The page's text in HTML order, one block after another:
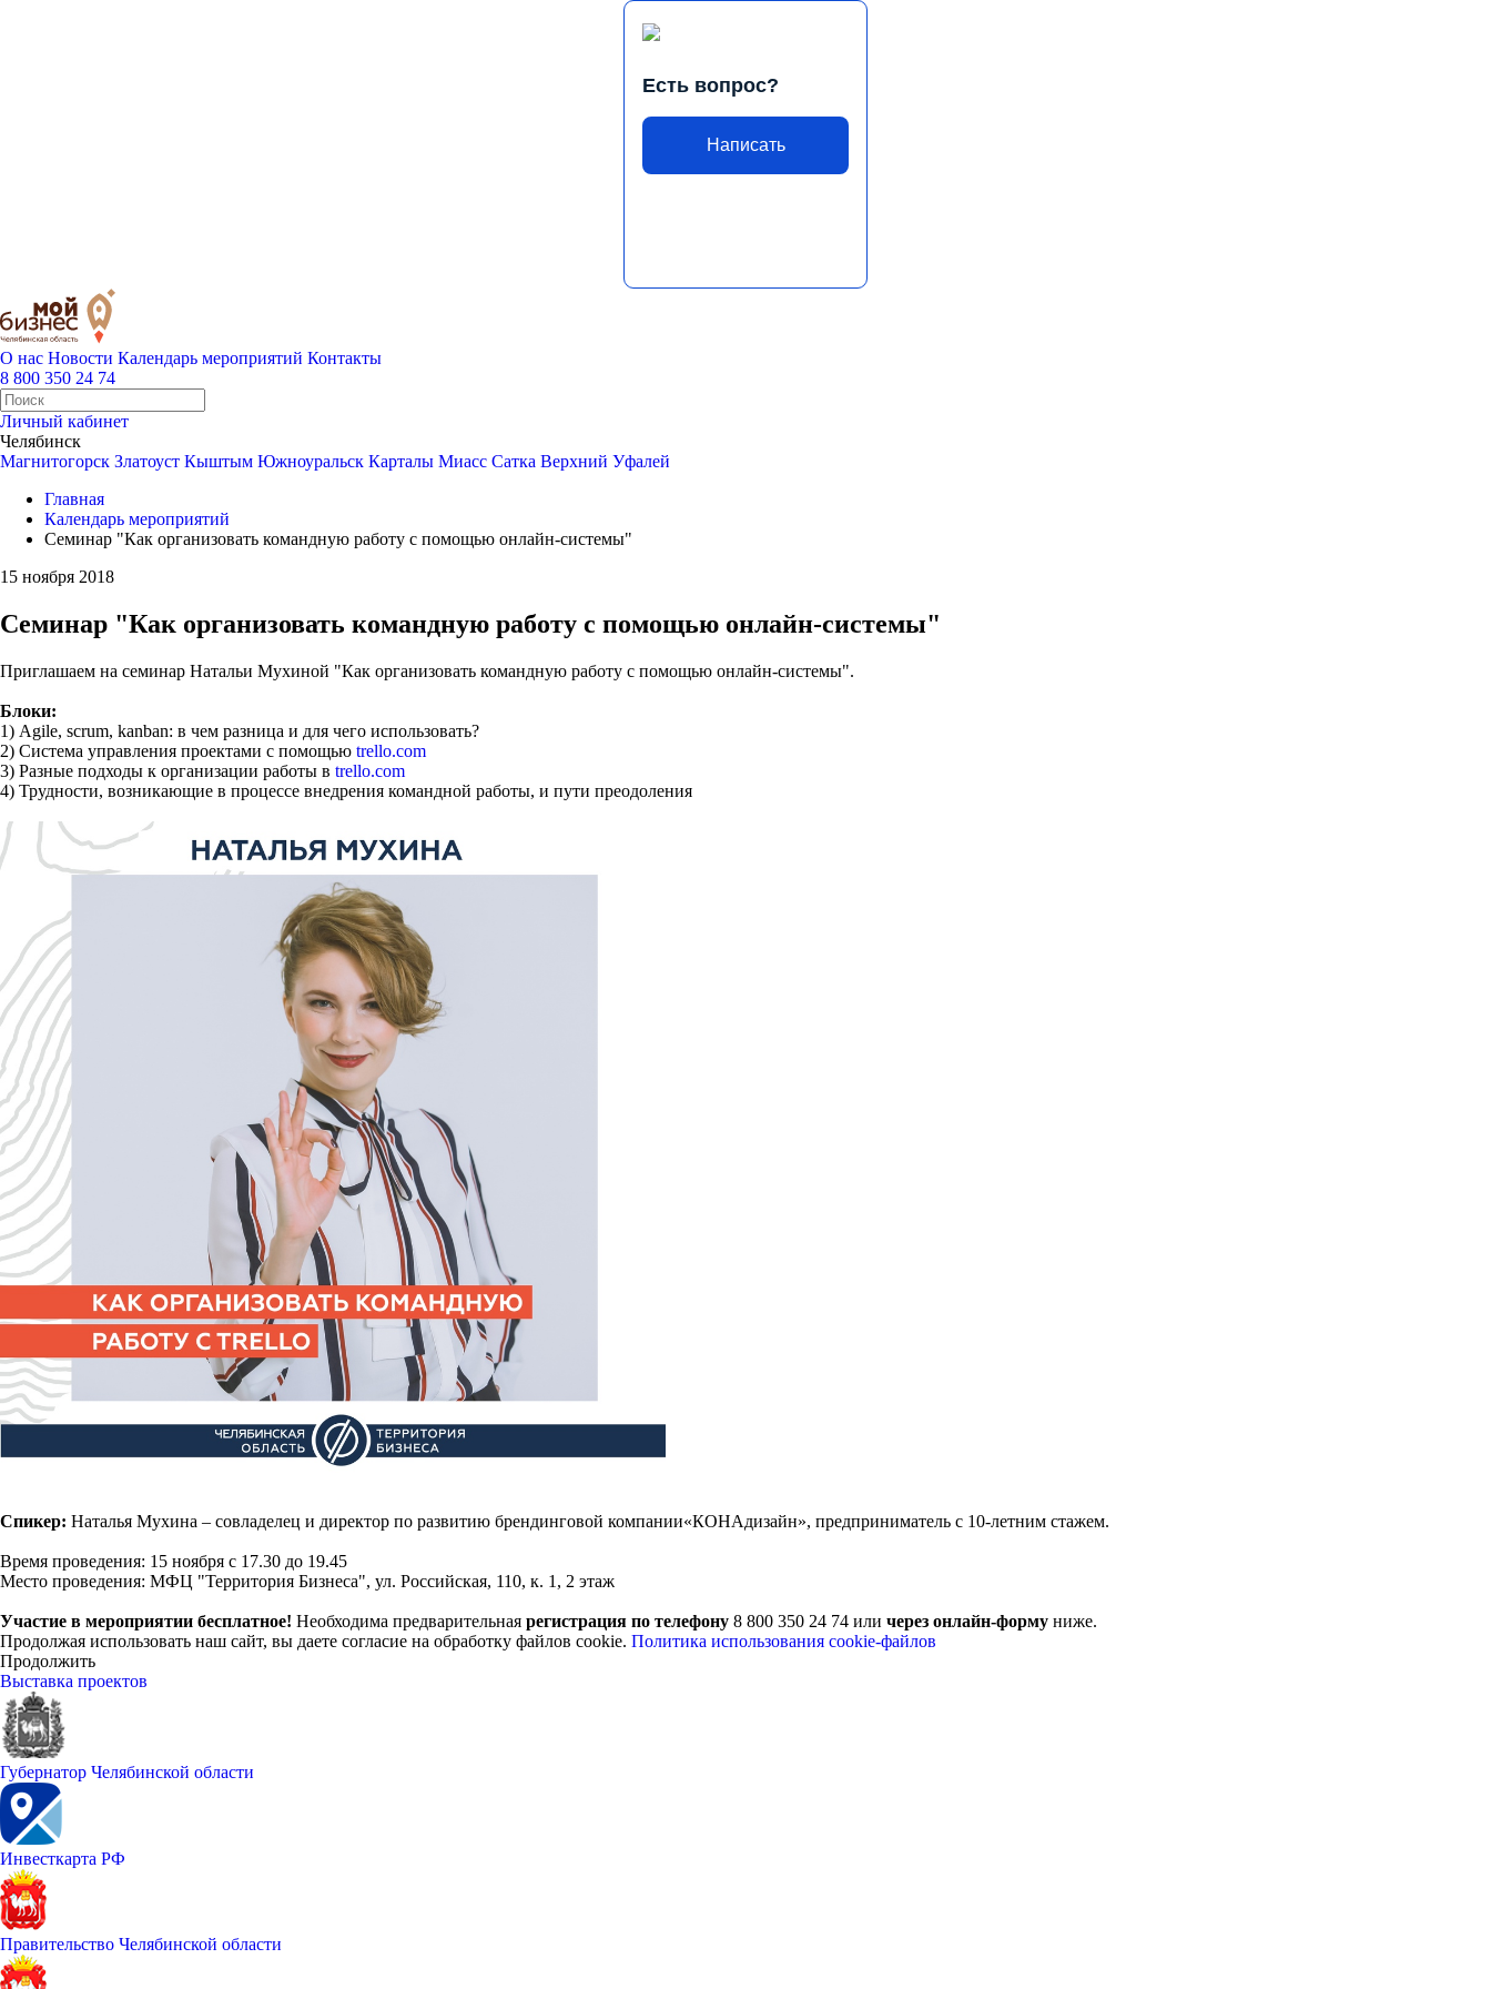
Есть вопрос?
Написать
О нас Новости Календарь мероприятий Контакты
8 800 350 24 74
Личный кабинет
Челябинск
Магнитогорск Златоуст Кыштым Южноуральск Карталы Миасс Сатка Верхний Уфалей
Главная
Календарь мероприятий
Семинар "Как организовать командную работу с помощью онлайн-системы"
15 ноября 2018
Семинар "Как организовать командную работу с помощью онлайн-системы"
Приглашаем на семинар Натальи Мухиной "Как организовать командную работу с помощью онлайн-системы".
Блоки:
1) Agile, scrum, kanban: в чем разница и для чего использовать?
2) Система управления проектами с помощью trello.com
3) Разные подходы к организации работы в trello.com
4) Трудности, возникающие в процессе внедрения командной работы, и пути преодоления
Спикер: Наталья Мухина – совладелец и директор по развитию брендинговой компании«КОНАдизайн», предприниматель с 10-летним стажем.
Время проведения: 15 ноября с 17.30 до 19.45
Место проведения: МФЦ "Территория Бизнеса", ул. Российская, 110, к. 1, 2 этаж
Участие в мероприятии бесплатное! Необходима предварительная регистрация по телефону 8 800 350 24 74 или через онлайн-форму ниже.
Продолжая использовать наш сайт, вы даете согласие на обработку файлов cookie. Политика использования cookie-файлов
Продолжить
Выставка проектов
Губернатор Челябинской области
Инвесткарта РФ
Правительство Челябинской области